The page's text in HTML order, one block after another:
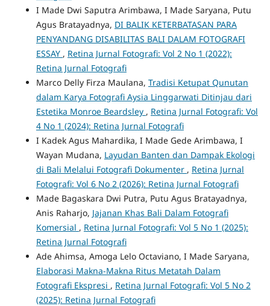
I Made Dwi Saputra Arimbawa, I Made Saryana, Putu
Agus Bratayadnya, DI BALIK KETERBATASAN PARA
PENYANDANG DISABILITAS BALI DALAM FOTOGRAFI
ESSAY , Retina Jurnal Fotografi: Vol 2 No 1 (2022):
Retina Jurnal Fotografi
Marco Delly Firza Maulana, Tradisi Ketupat Qunutan
dalam Karya Fotografi Aysia Linggarwati Ditinjau dari
Estetika Monroe Beardsley , Retina Jurnal Fotografi: Vol
4 No 1 (2024): Retina Jurnal Fotografi
I Kadek Agus Mahardika, I Made Gede Arimbawa, I
Wayan Mudana, Layudan Banten dan Dampak Ekologi
di Bali Melalui Fotografi Dokumenter , Retina Jurnal
Fotografi: Vol 6 No 2 (2026): Retina Jurnal Fotografi
Made Bagaskara Dwi Putra, Putu Agus Bratayadnya,
Anis Raharjo, Jajanan Khas Bali Dalam Fotografi
Komersial , Retina Jurnal Fotografi: Vol 5 No 1 (2025):
Retina Jurnal Fotografi
Ade Ahimsa, Amoga Lelo Octaviano, I Made Saryana,
Elaborasi Makna-Makna Ritus Metatah Dalam
Fotografi Ekspresi , Retina Jurnal Fotografi: Vol 5 No 2
(2025): Retina Jurnal Fotografi